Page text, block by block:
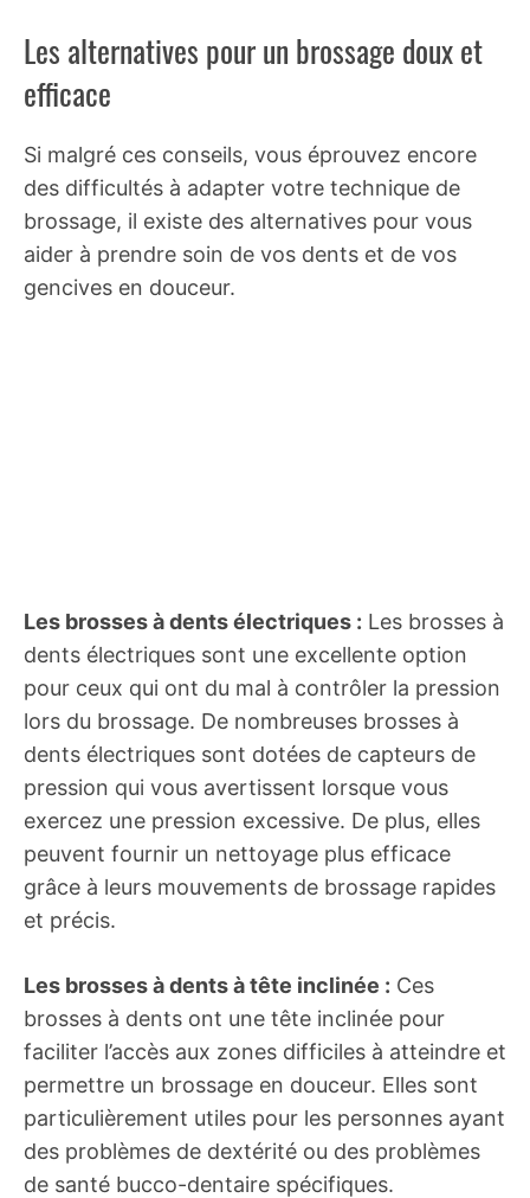
Les alternatives pour un brossage doux et
efficace
Si malgré ces conseils, vous éprouvez encore
des difficultés à adapter votre technique de
brossage, il existe des alternatives pour vous
aider à prendre soin de vos dents et de vos
gencives en douceur.
Les brosses à dents électriques : Les brosses à
dents électriques sont une excellente option
pour ceux qui ont du mal à contrôler la pression
lors du brossage. De nombreuses brosses à
dents électriques sont dotées de capteurs de
pression qui vous avertissent lorsque vous
exercez une pression excessive. De plus, elles
peuvent fournir un nettoyage plus efficace
grâce à leurs mouvements de brossage rapides
et précis.
Les brosses à dents à tête inclinée : Ces
brosses à dents ont une tête inclinée pour
faciliter l’accès aux zones difficiles à atteindre et
permettre un brossage en douceur. Elles sont
particulièrement utiles pour les personnes ayant
des problèmes de dextérité ou des problèmes
de santé bucco-dentaire spécifiques.